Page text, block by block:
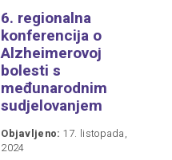
6. regionalna
konferencija o
Alzheimerovoj
bolesti s
međunarodnim
sudjelovanjem
Objavljeno: 17. listopada,
2024